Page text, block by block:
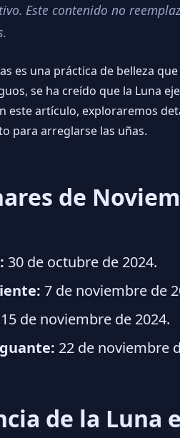
Este contenido no
es una práctica de belleza
se ha creído que la Luna
este artículo, exploraremos
para arreglarse las uñas.
de
30 de octubre de 2024.
7 de noviembre de
15 de noviembre de 2024.
22 de noviembre
de la Luna